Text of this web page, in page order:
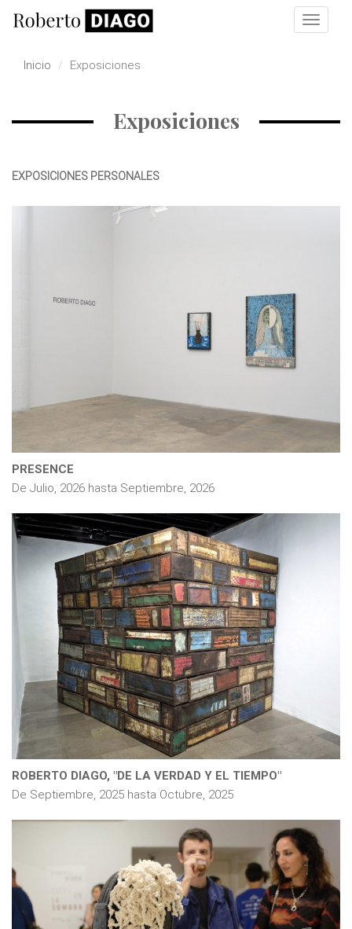
Pasar al contenido principal
Toggle
Inicio
Exposiciones
Exposiciones
EXPOSICIONES PERSONALES
PRESENCE
De Julio, 2026 hasta Septiembre, 2026
ROBERTO DIAGO, "DE LA VERDAD Y EL TIEMPO"
De Septiembre, 2025 hasta Octubre, 2025